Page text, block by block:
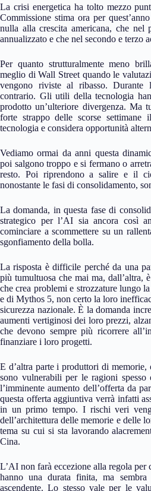
La crisi energetica ha tolto mezzo
Commissione stima ora per
nulla alla crescita americana, che nel
annualizzato e che nel secondo e terzo
Per quanto strutturalmente meno
meglio di Wall Street quando le
vengono riviste al ribasso.
contrario. Gli utili della tecnologia
prodotto un’ulteriore divergenza. Ma
forte strappo delle scorse
tecnologia e considera opportunità
Vediamo ormai da anni questa
poi salgono troppo e si fermano o
resto. Poi riprendono a salire e il
nonostante le fasi di consolidamento,
La domanda, in questa fase di
strategico per l’AI sia ancora così
cominciare a scommettere su un
sgonfiamento della bolla.
La risposta è difficile perché da una
più tumultuosa che mai ma, dall’altra,
che crea problemi e strozzature lungo
e di Mythos 5, non certo la loro
sicurezza nazionale. È la domanda
aumenti vertiginosi dei loro prezzi,
che devono sempre più ricorrere
finanziare i loro progetti.
E d’altra parte i produttori di memorie,
sono vulnerabili per le ragioni spesso
l’imminente aumento dell’offerta da
questa offerta aggiuntiva verrà infatti
in un primo tempo. I rischi veri
dell’architettura delle memorie e delle
tema su cui si sta lavorando
Cina.
L’AI non farà eccezione alla regola
hanno una durata finita, ma sembra
ascendente. Lo stesso vale per le